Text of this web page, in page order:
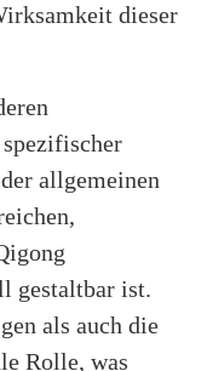
dieser
allgemeinen
gestaltbar ist.
als auch die
Rolle, was